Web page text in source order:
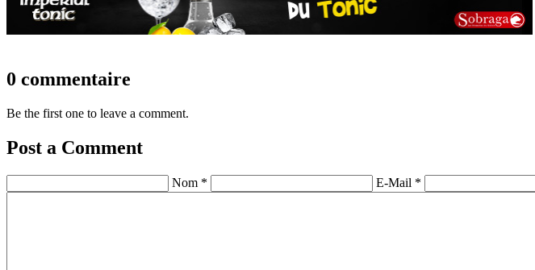
0 commentaire
Be the first one to leave a comment.
Post a Comment
Nom * E-Mail *